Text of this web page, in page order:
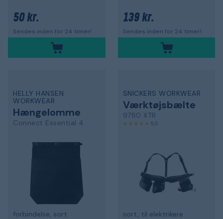
50 kr.
Sendes inden for 24 timer!
139 kr.
Sendes inden for 24 timer!
HELLY HANSEN
WORKWEAR
Hængelomme
Connect Essential 4
forbindelse, sort
SNICKERS WORKWEAR
Værktøjsbælte
9780 XTR
5,0
sort, til elektrikere